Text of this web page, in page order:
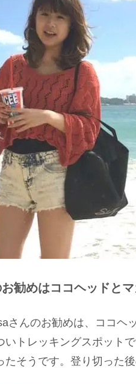
勧めはココヘッドと
さんのお勧めは、ココヘ
いトレッキングスポット
たそうです。登り切った